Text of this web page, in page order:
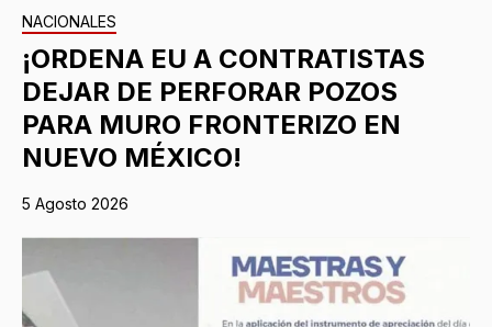
NACIONALES
¡ORDENA EU A CONTRATISTAS
DEJAR DE PERFORAR POZOS
PARA MURO FRONTERIZO EN
NUEVO MÉXICO!
5 Agosto 2026